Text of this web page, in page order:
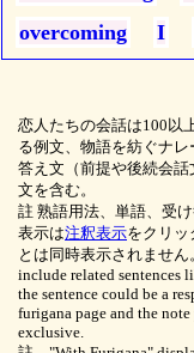
overcoming
I
恋人たちの会話は100以
る例文、物語を紡ぐナ
答え文（前提や後続会話
文を含む。
註 熟語用法、単語、受
表示は注釈表示をクリッ
とは同時表示されません
include related sentences
the sentence could be a
furigana page and the
exclusive.